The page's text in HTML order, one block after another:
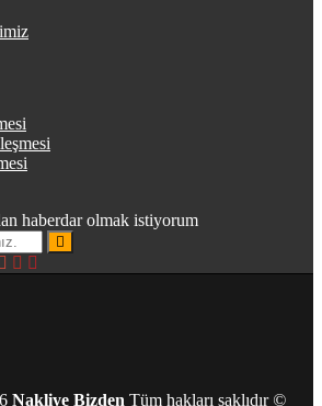
haberdar olmak istiyorum
Nakliye Bizden Tüm hakları saklıdır ©